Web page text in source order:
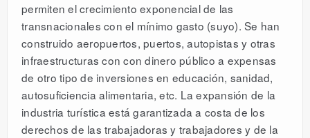
permiten el crecimiento exponencial de las
transnacionales con el mínimo gasto (suyo). Se han
construido aeropuertos, puertos, autopistas y otras
infraestructuras con con dinero público a expensas
de otro tipo de inversiones en educación, sanidad,
autosuficiencia alimentaria, etc. La expansión de la
industria turística está garantizada a costa de los
derechos de las trabajadoras y trabajadores y de la